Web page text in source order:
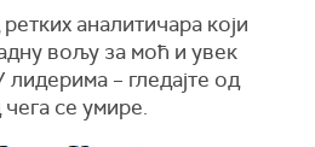
аналитичара који
вољу за моћ и увек
– гледајте од
се умире.